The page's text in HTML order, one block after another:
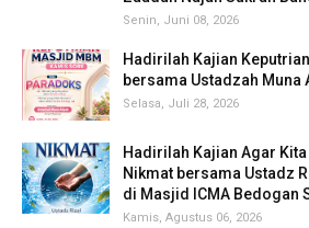
Senin, Juni 08, 2026
Hadirilah Kajian
bersama Ustadzah Muna
Selasa, Juli 28, 2026
Hadirilah Kajian Agar
Nikmat bersama Ustadz
di Masjid ICMA Bedogan
Kamis, Agustus 06, 2026